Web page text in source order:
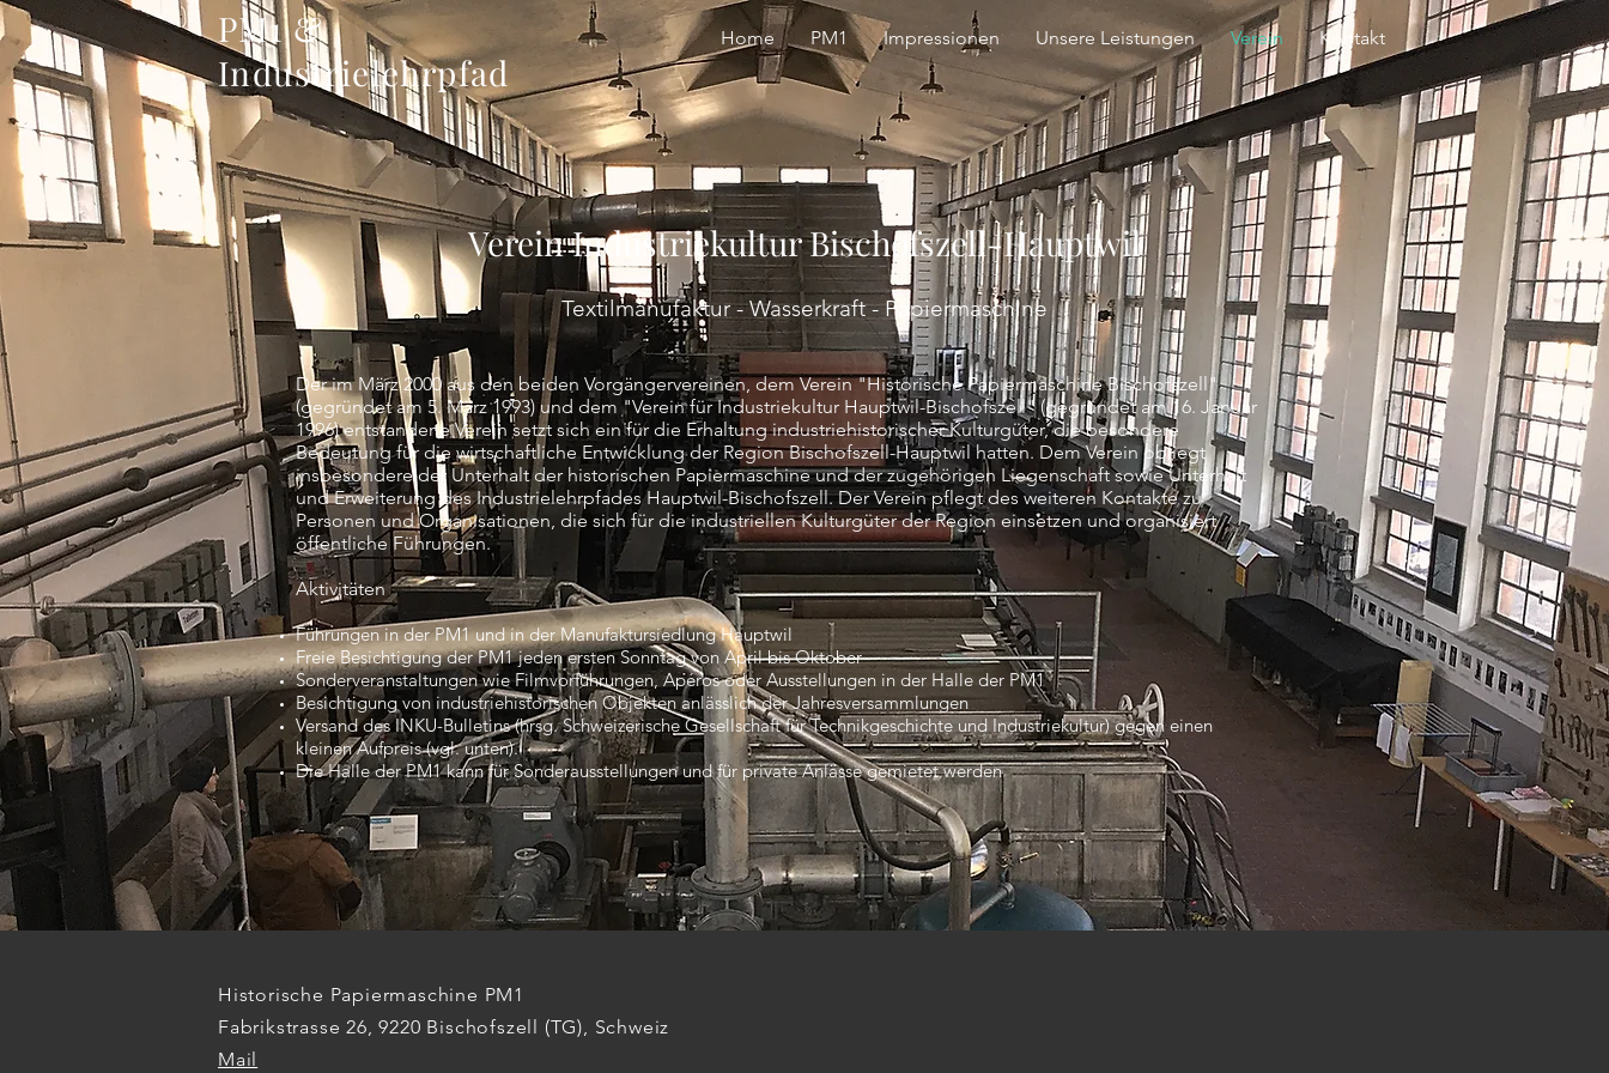
PM1 &
Industrielehrpfad
Home PM1 Impressionen Unsere Leistungen Verein Kontakt
Verein Industriekultur Bischofszell-Hauptwil
Textilmanufaktur - Wasserkraft - Papiermaschine
Der im März 2000 aus den beiden Vorgängervereinen, dem Verein "Historische Papiermaschine Bischofszell"
(gegründet am 5. März 1993) und dem "Verein für Industriekultur Hauptwil-Bischofszell" (gegründet am 16. Januar
1996) entstandene Verein setzt sich ein für die Erhaltung industriehistorischer Kulturgüter, die besondere
Bedeutung für die wirtschaftliche Entwicklung der Region Bischofszell-Hauptwil hatten. Dem Verein obliegt
insbesondere der Unterhalt der historischen Papiermaschine und der zugehörigen Liegenschaft sowie Unterhalt
und Erweiterung des Industrielehrpfades Hauptwil-Bischofszell. Der Verein pflegt des weiteren Kontakte zu
Personen und Organisationen, die sich für die industriellen Kulturgüter der Region einsetzen und organisiert
öffentliche Führungen.
Aktivitäten
Führungen in der PM1 und in der Manufaktursiedlung Hauptwil
Freie Besichtigung der PM1 jeden ersten Sonntag von April bis Oktober
Sonderveranstaltungen wie Filmvorführungen, Apéros oder Ausstellungen in der Halle der PM1
Besichtigung von industriehistorischen Objekten anlässlich der Jahresversammlungen
Versand des INKU-Bulletins (hrsg. Schweizerische Gesellschaft für Technikgeschichte und Industriekultur) gegen einen
kleinen Aufpreis (vgl. unten).
Die Halle der PM1 kann für Sonderausstellungen und für private Anlässe gemietet werden
Historische Papiermaschine PM1
Fabrikstrasse 26, 9220 Bischofszell (TG), Schweiz
Mail